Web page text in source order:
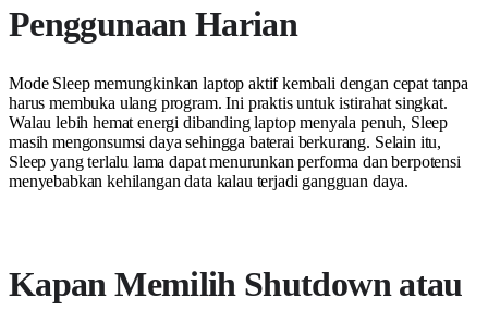
Penggunaan Harian
Mode Sleep memungkinkan laptop aktif kembali dengan cepat tanpa
harus membuka ulang program. Ini praktis untuk istirahat singkat.
Walau lebih hemat energi dibanding laptop menyala penuh, Sleep
masih mengonsumsi daya sehingga baterai berkurang. Selain itu,
Sleep yang terlalu lama dapat menurunkan performa dan berpotensi
menyebabkan kehilangan data kalau terjadi gangguan daya.
Kapan Memilih Shutdown atau